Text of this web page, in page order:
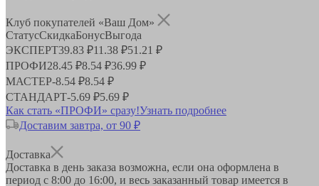
Клуб покупателей «Ваш Дом»
СтатусСкидкаБонусВыгода
ЭКСПЕРТ39.83 ₽11.38 ₽51.21 ₽
ПРОФИ28.45 ₽8.54 ₽36.99 ₽
МАСТЕР-8.54 ₽8.54 ₽
СТАНДАРТ-5.69 ₽5.69 ₽
Как стать «ПРОФИ» сразу!Узнать подробнее
Доставим завтра, от 90 ₽
Доставка
Доставка в день заказа возможна, если она оформлена в
период с 8:00 до 16:00, и весь заказанный товар имеется в